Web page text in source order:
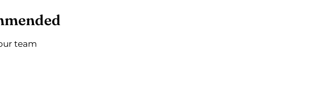
team